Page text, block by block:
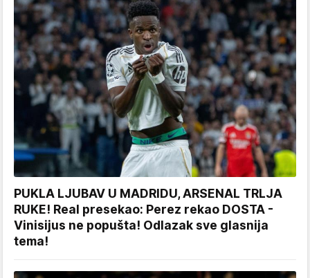
PUKLA LJUBAV U MADRIDU, ARSENAL TRLJA
RUKE! Real presekao: Perez rekao DOSTA -
Vinisijus ne popušta! Odlazak sve glasnija
tema!